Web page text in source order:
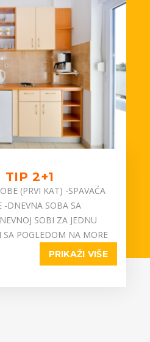
2+1
(PRVI KAT) -SPAVAĆA
-DNEVNA SOBA SA
SOBI ZA JEDNU
SA POGLEDOM NA MORE
PRIKAŽI VIŠE